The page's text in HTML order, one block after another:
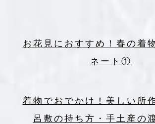
お花見におすすめ！春の着
ネート①
着物でおでかけ！美しい所
呂敷の持ち方・手土産の